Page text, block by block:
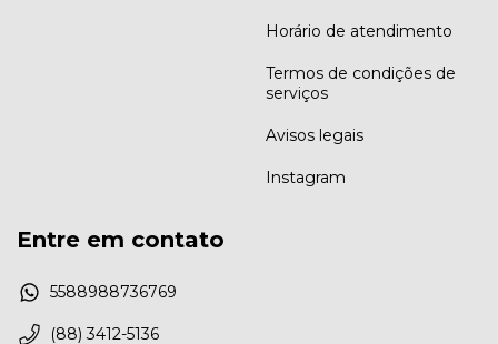
Horário de atendimento
Termos de condições de
serviços
Avisos legais
Instagram
Entre em contato
5588988736769
(88) 3412-5136